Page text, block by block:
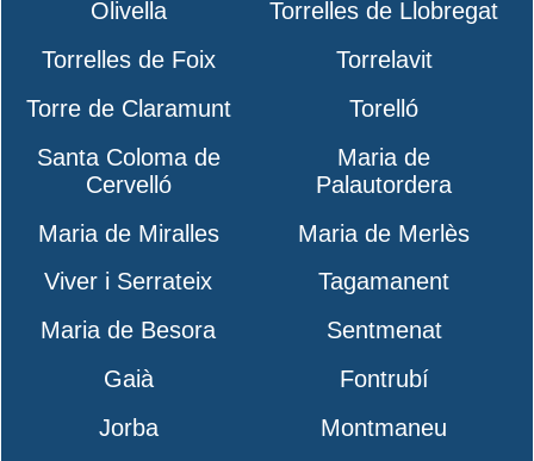
Olivella
Torrelles de Llobregat
Torrelles de Foix
Torrelavit
Torre de Claramunt
Torelló
Santa Coloma de
Cervelló
Maria de
Palautordera
Maria de Miralles
Maria de Merlès
Viver i Serrateix
Tagamanent
Maria de Besora
Sentmenat
Gaià
Fontrubí
Jorba
Montmaneu